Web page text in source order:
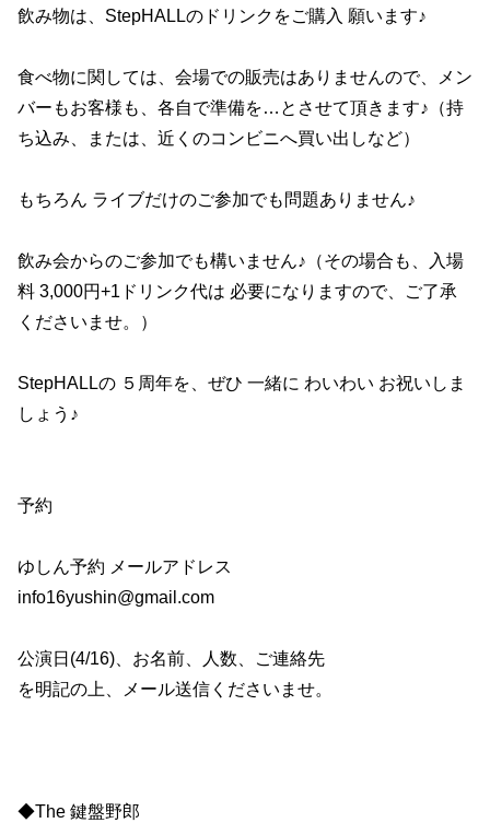
飲み物は、StepHALLのドリンクをご購入 願います♪
食べ物に関しては、会場での販売はありませんので、メン
バーもお客様も、各自で準備を…とさせて頂きます♪（持
ち込み、または、近くのコンビニへ買い出しなど）
もちろん ライブだけのご参加でも問題ありません♪
飲み会からのご参加でも構いません♪（その場合も、入場
料 3,000円+1ドリンク代は 必要になりますので、ご了承
くださいませ。）
StepHALLの ５周年を、ぜひ 一緒に わいわい お祝いしま
しょう♪
予約
ゆしん予約 メールアドレス
info16yushin@gmail.com
公演日(4/16)、お名前、人数、ご連絡先
を明記の上、メール送信くださいませ。
◆The 鍵盤野郎